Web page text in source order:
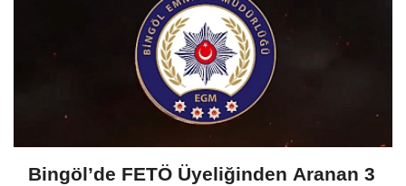
Bingöl’de FETÖ Üyeliğinden Aranan 3